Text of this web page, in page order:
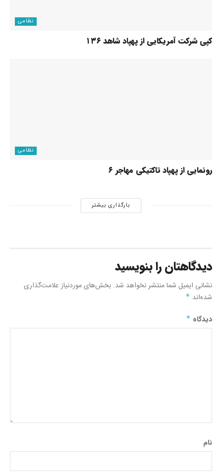
نظامی
کپی شرکت آمریکایی از پهپاد شاهد ۱۳۶
نظامی
رونمایی از پهپاد تاکتیکی مهاجر ۶
بارگذاری بیشتر
دیدگاهتان را بنویسید
نشانی ایمیل شما منتشر نخواهد شد.بخش‌های موردنیاز علامت‌گذاری
شده‌اند*
دیدگاه*
نام